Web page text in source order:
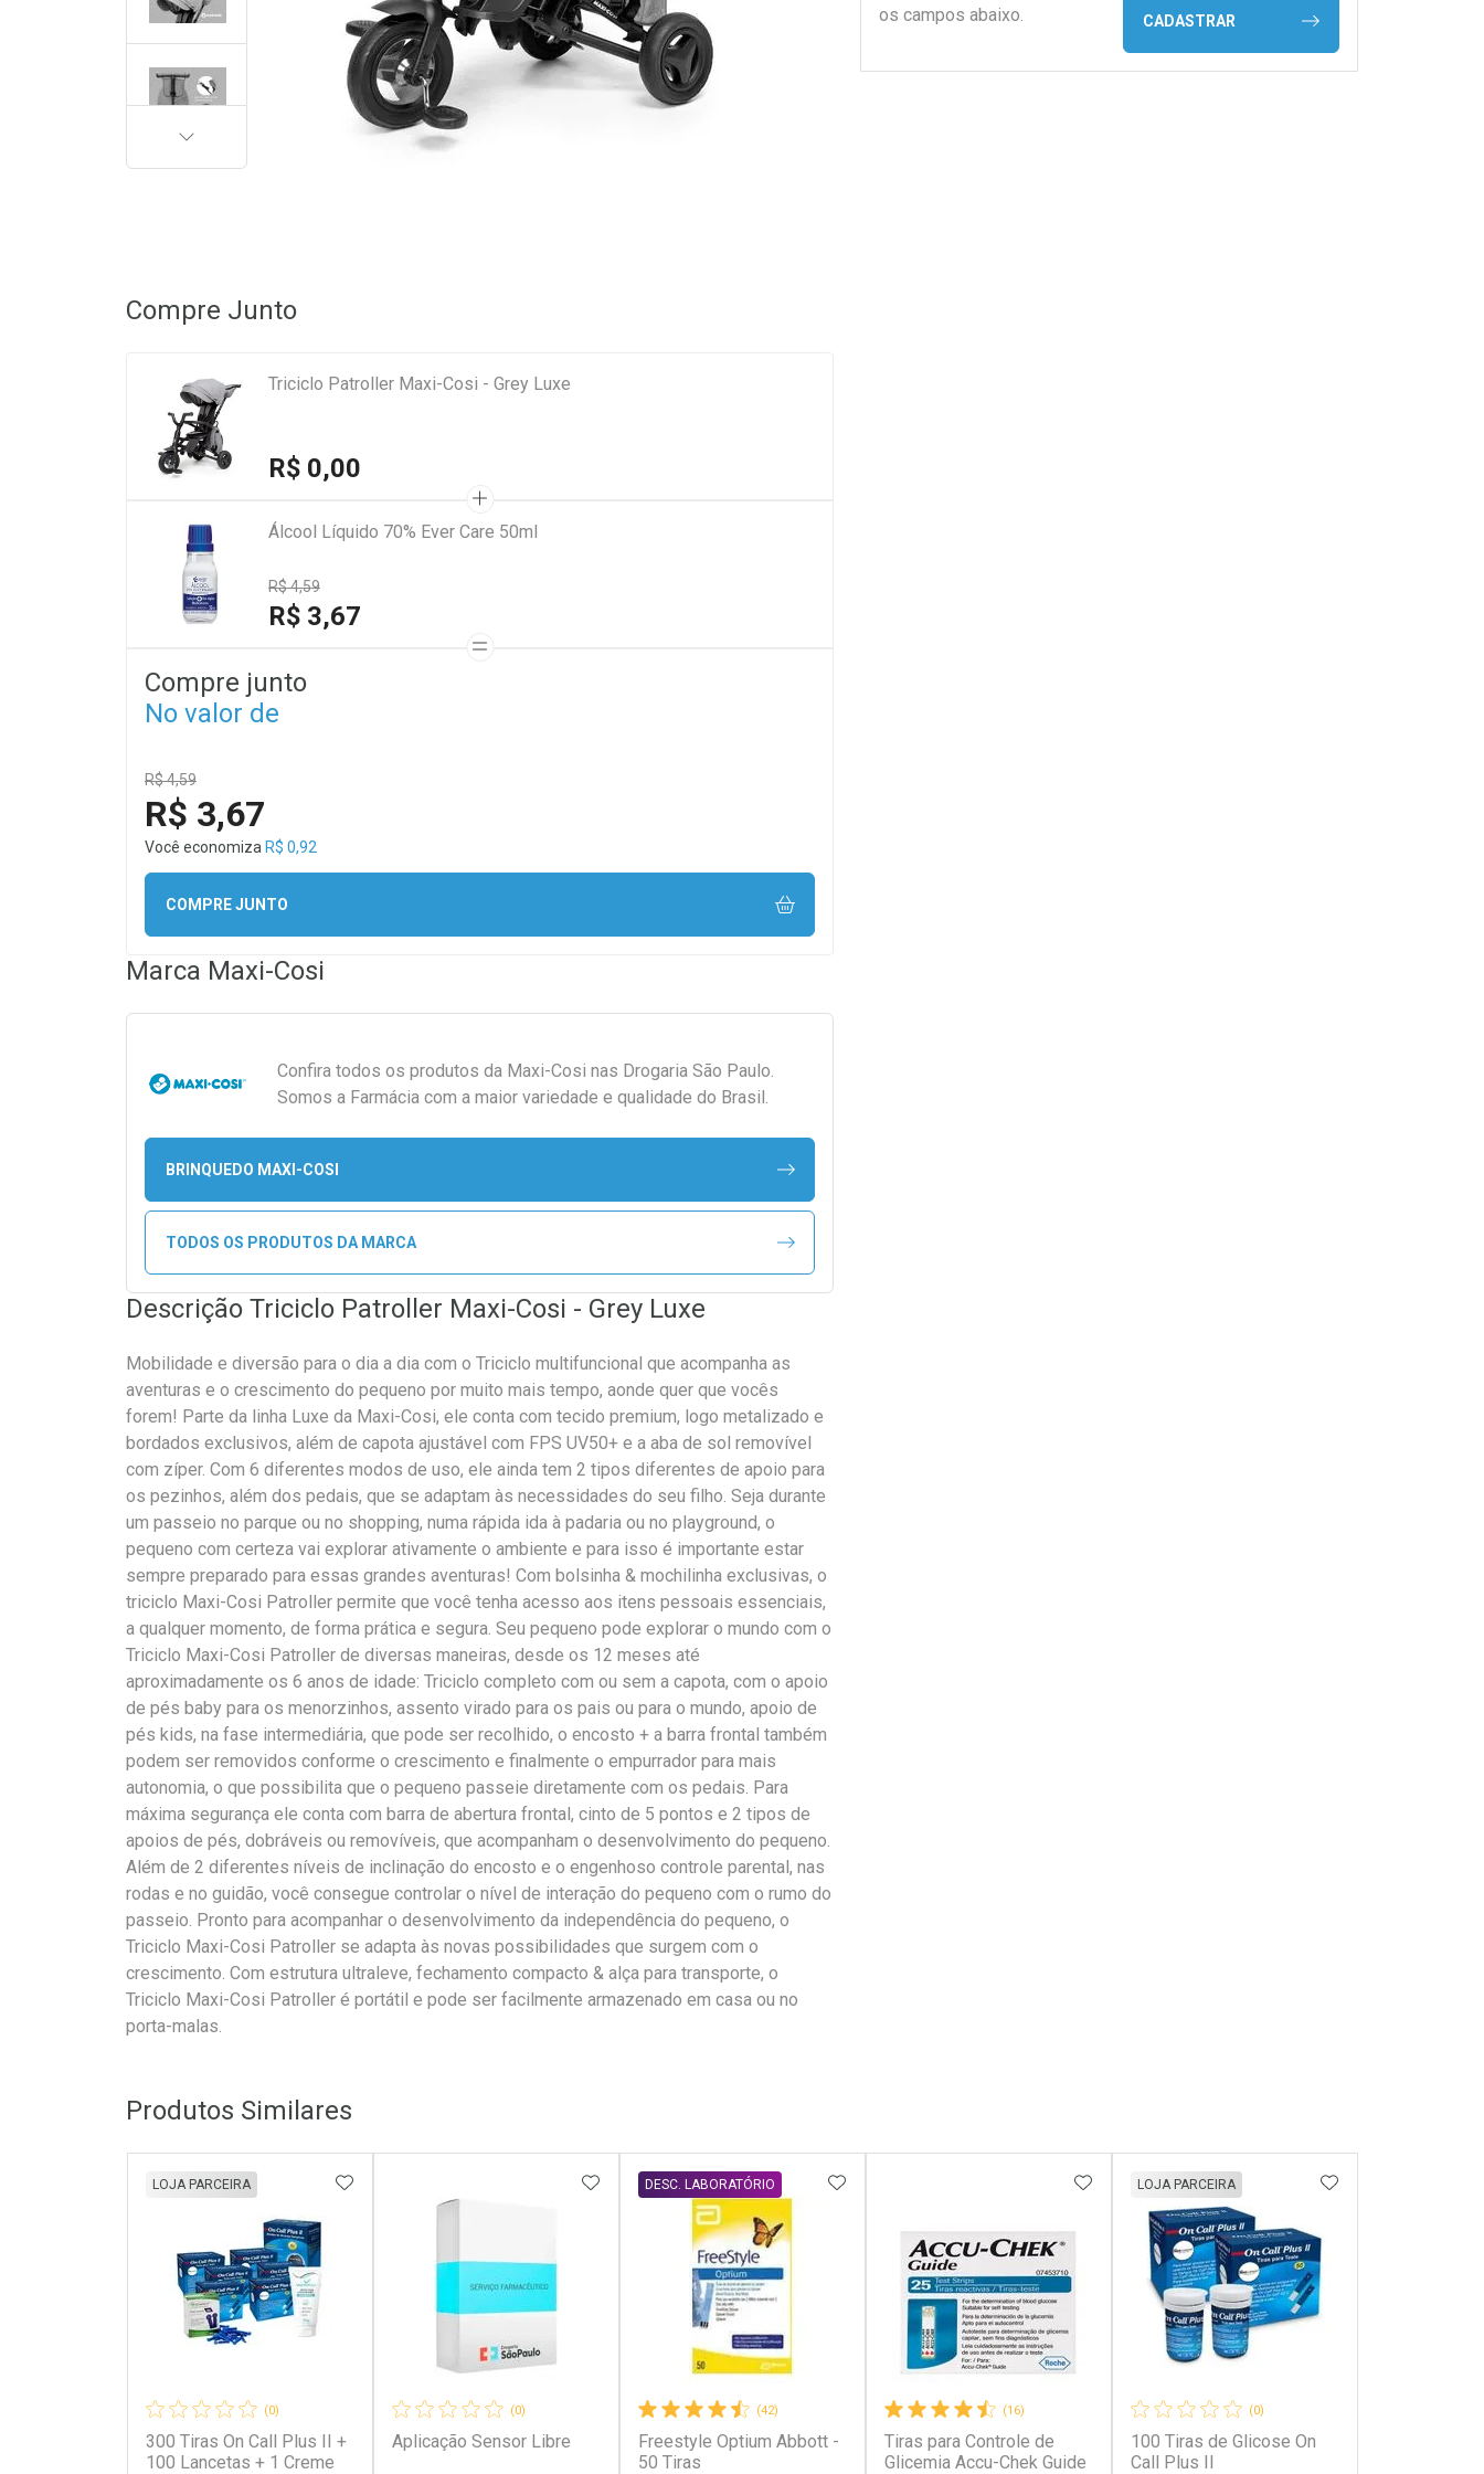
os campos abaixo.
CADASTRAR
PRÓXIMA
Compre Junto
Triciclo Patroller Maxi-Cosi - Grey Luxe
R$ 0,00
Álcool Líquido 70% Ever Care 50ml
R$ 4,59
R$ 3,67
Compre junto
No valor de
R$ 4,59
R$ 3,67
Você economiza R$ 0,92
COMPRE JUNTO
Marca Maxi-Cosi
Confira todos os produtos da Maxi-Cosi nas Drogaria São Paulo.
Somos a Farmácia com a maior variedade e qualidade do Brasil.
BRINQUEDO MAXI-COSI
TODOS OS PRODUTOS DA MARCA
Descrição Triciclo Patroller Maxi-Cosi - Grey Luxe
Mobilidade e diversão para o dia a dia com o Triciclo multifuncional que acompanha as
aventuras e o crescimento do pequeno por muito mais tempo, aonde quer que vocês
forem! Parte da linha Luxe da Maxi-Cosi, ele conta com tecido premium, logo metalizado e
bordados exclusivos, além de capota ajustável com FPS UV50+ e a aba de sol removível
com zíper. Com 6 diferentes modos de uso, ele ainda tem 2 tipos diferentes de apoio para
os pezinhos, além dos pedais, que se adaptam às necessidades do seu filho. Seja durante
um passeio no parque ou no shopping, numa rápida ida à padaria ou no playground, o
pequeno com certeza vai explorar ativamente o ambiente e para isso é importante estar
sempre preparado para essas grandes aventuras! Com bolsinha & mochilinha exclusivas, o
triciclo Maxi-Cosi Patroller permite que você tenha acesso aos itens pessoais essenciais,
a qualquer momento, de forma prática e segura. Seu pequeno pode explorar o mundo com o
Triciclo Maxi-Cosi Patroller de diversas maneiras, desde os 12 meses até
aproximadamente os 6 anos de idade: Triciclo completo com ou sem a capota, com o apoio
de pés baby para os menorzinhos, assento virado para os pais ou para o mundo, apoio de
pés kids, na fase intermediária, que pode ser recolhido, o encosto + a barra frontal também
podem ser removidos conforme o crescimento e finalmente o empurrador para mais
autonomia, o que possibilita que o pequeno passeie diretamente com os pedais. Para
máxima segurança ele conta com barra de abertura frontal, cinto de 5 pontos e 2 tipos de
apoios de pés, dobráveis ou removíveis, que acompanham o desenvolvimento do pequeno.
Além de 2 diferentes níveis de inclinação do encosto e o engenhoso controle parental, nas
rodas e no guidão, você consegue controlar o nível de interação do pequeno com o rumo do
passeio. Pronto para acompanhar o desenvolvimento da independência do pequeno, o
Triciclo Maxi-Cosi Patroller se adapta às novas possibilidades que surgem com o
crescimento. Com estrutura ultraleve, fechamento compacto & alça para transporte, o
Triciclo Maxi-Cosi Patroller é portátil e pode ser facilmente armazenado em casa ou no
porta-malas.
Produtos Similares
(0)
300 Tiras On Call Plus II +
100 Lancetas + 1 Creme
LOJA PARCEIRA ADICIONAR AOS FAVORITOS
(0)
Aplicação Sensor Libre
ADICIONAR AOS FAVORITOS
(42)
Freestyle Optium Abbott -
50 Tiras
DESC. LABORATÓRIO ADICIONAR AOS FAVORITOS
(16)
Tiras para Controle de
Glicemia Accu-Chek Guide
ADICIONAR AOS FAVORITOS
(0)
100 Tiras de Glicose On
Call Plus II
LOJA PARCEIRA ADICIONAR AOS